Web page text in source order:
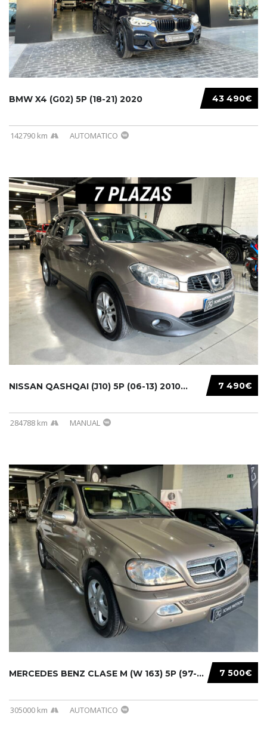
43 490€
BMW X4 (G02) 5P (18-21) 2020
142790 km AUTOMATICO
7 490€
NISSAN QASHQAI (J10) 5P (06-13) 2010...
284788 km MANUAL
7 500€
MERCEDES BENZ CLASE M (W 163) 5P (97-05) 200...
305000 km AUTOMATICO